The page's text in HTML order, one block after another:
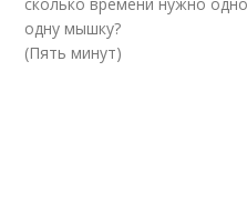
одну мышку?
(Пять минут)